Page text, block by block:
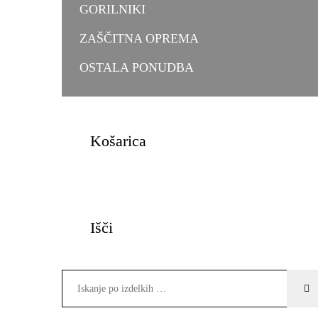
GORILNIKI
ZAŠČITNA OPREMA
OSTALA PONUDBA
Košarica
Išči